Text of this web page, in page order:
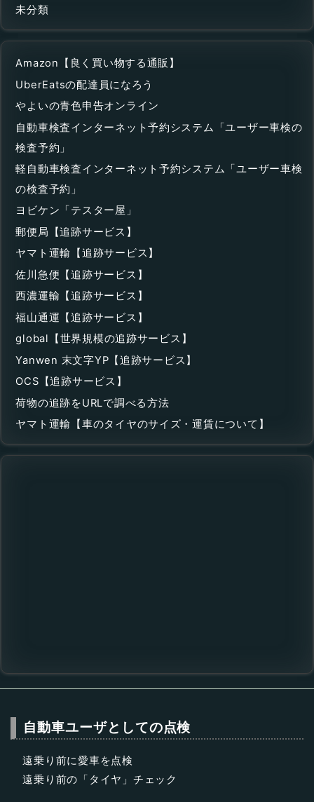
未分類
Amazon【良く買い物する通販】
UberEatsの配達員になろう
やよいの青色申告オンライン
自動車検査インターネット予約システム「ユーザー車検の
検査予約」
軽自動車検査インターネット予約システム「ユーザー車検
の検査予約」
ヨビケン「テスター屋」
郵便局【追跡サービス】
ヤマト運輸【追跡サービス】
佐川急便【追跡サービス】
西濃運輸【追跡サービス】
福山通運【追跡サービス】
global【世界規模の追跡サービス】
Yanwen 末文字YP【追跡サービス】
OCS【追跡サービス】
荷物の追跡をURLで調べる方法
ヤマト運輸【車のタイヤのサイズ・運賃について】
自動車ユーザとしての点検
遠乗り前に愛車を点検
遠乗り前の「タイヤ」チェック